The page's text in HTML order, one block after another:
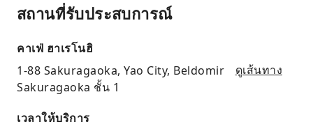
สถานที่รับประสบการณ์
คาเฟ่ ฮาเรโนฮิ
1-88 Sakuragaoka, Yao City, Beldomir
Sakuragaoka ชั้น 1
ดูเส้นทาง
เวลาให้บริการ